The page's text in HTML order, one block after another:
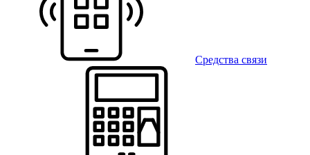
Средства связи